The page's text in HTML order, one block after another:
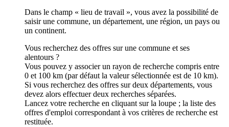
Dans le champ « lieu de travail », vous avez la possibilité de
saisir une commune, un département, une région, un pays ou
un continent.
Vous recherchez des offres sur une commune et ses
alentours ?
Vous pouvez y associer un rayon de recherche compris entre
0 et 100 km (par défaut la valeur sélectionnée est de 10 km).
Si vous recherchez des offres sur deux départements, vous
devez alors effectuer deux recherches séparées.
Lancez votre recherche en cliquant sur la loupe ; la liste des
offres d'emploi correspondant à vos critères de recherche est
restituée.